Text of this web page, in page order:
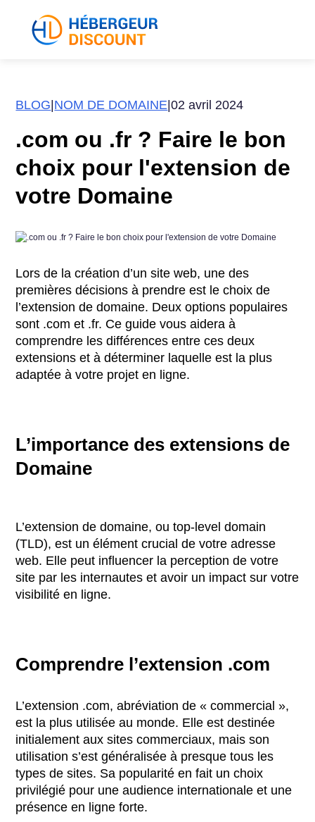
BLOG NOM DE DOMAINE |02 avril 2024
.com ou .fr ? Faire le bon
choix pour l'extension de
votre Domaine
Lors de la création d’un site web, une des
premières décisions à prendre est le choix de
l’extension de domaine. Deux options populaires
sont .com et .fr. Ce guide vous aidera à
comprendre les différences entre ces deux
extensions et à déterminer laquelle est la plus
adaptée à votre projet en ligne.
L’importance des extensions de
Domaine
L’extension de domaine, ou top-level domain
(TLD), est un élément crucial de votre adresse
web. Elle peut influencer la perception de votre
site par les internautes et avoir un impact sur votre
visibilité en ligne.
Comprendre l’extension .com
L’extension .com, abréviation de « commercial »,
est la plus utilisée au monde. Elle est destinée
initialement aux sites commerciaux, mais son
utilisation s’est généralisée à presque tous les
types de sites. Sa popularité en fait un choix
privilégié pour une audience internationale et une
présence en ligne forte.